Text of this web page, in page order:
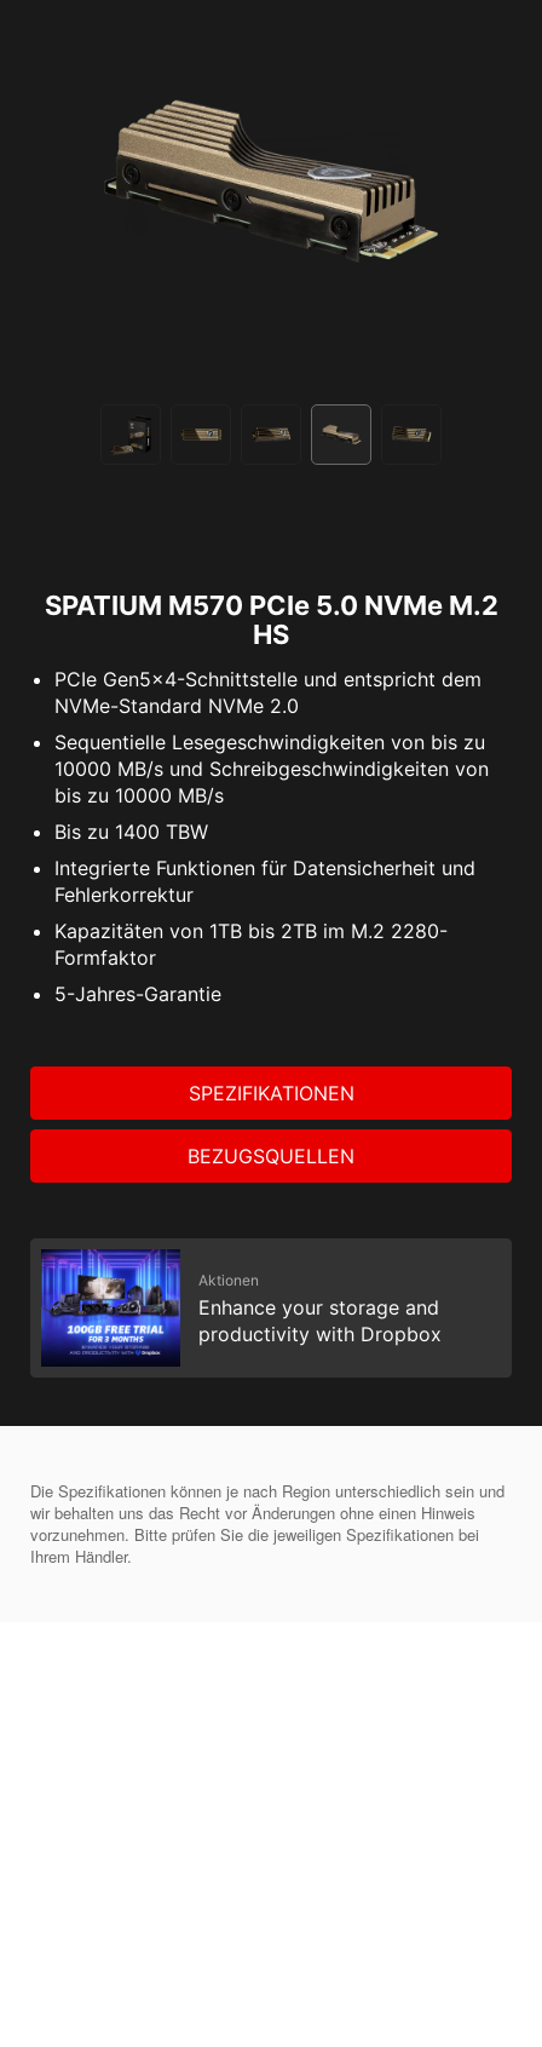
SPATIUM M570 PCIe 5.0 NVMe M.2
HS
PCIe Gen5x4-Schnittstelle und entspricht dem
NVMe-Standard NVMe 2.0
Sequentielle Lesegeschwindigkeiten von bis zu
10000 MB/s und Schreibgeschwindigkeiten von
bis zu 10000 MB/s
Bis zu 1400 TBW
Integrierte Funktionen für Datensicherheit und
Fehlerkorrektur
Kapazitäten von 1TB bis 2TB im M.2 2280-
Formfaktor
5-Jahres-Garantie
SPEZIFIKATIONEN
BEZUGSQUELLEN
Aktionen
Enhance your storage and
productivity with Dropbox
Die Spezifikationen können je nach Region unterschiedlich sein und
wir behalten uns das Recht vor Änderungen ohne einen Hinweis
vorzunehmen. Bitte prüfen Sie die jeweiligen Spezifikationen bei
Ihrem Händler.